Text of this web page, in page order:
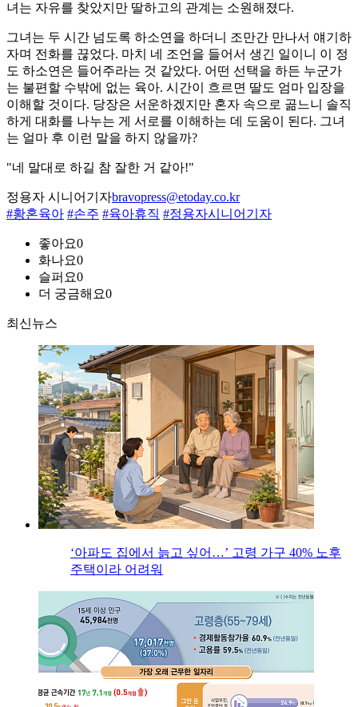
녀는 자유를 찾았지만 딸하고의 관계는 소원해졌다.
그녀는 두 시간 넘도록 하소연을 하더니 조만간 만나서 얘기하
자며 전화를 끊었다. 마치 네 조언을 들어서 생긴 일이니 이 정
도 하소연은 들어주라는 것 같았다. 어떤 선택을 하든 누군가
는 불편할 수밖에 없는 육아. 시간이 흐르면 딸도 엄마 입장을
이해할 것이다. 당장은 서운하겠지만 혼자 속으로 곪느니 솔직
하게 대화를 나누는 게 서로를 이해하는 데 도움이 된다. 그녀
는 얼마 후 이런 말을 하지 않을까?
"네 말대로 하길 참 잘한 거 같아!"
정용자 시니어기자bravopress@etoday.co.kr
#황혼육아 #손주 #육아휴직 #정용자시니어기자
좋아요0
화나요0
슬퍼요0
더 궁금해요0
최신뉴스
‘아파도 집에서 늙고 싶어…’ 고령 가구 40% 노후
주택이라 어려워